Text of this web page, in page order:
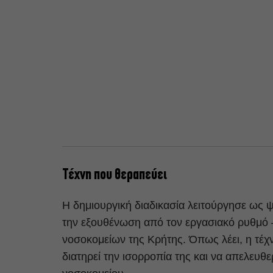
Τέχνη που θεραπεύει
Η δημιουργική διαδικασία λειτούργησε ως
την εξουθένωση από τον εργασιακό
νοσοκομείων της Κρήτης. Όπως λέει, η
διατηρεί την ισορροπία της και να